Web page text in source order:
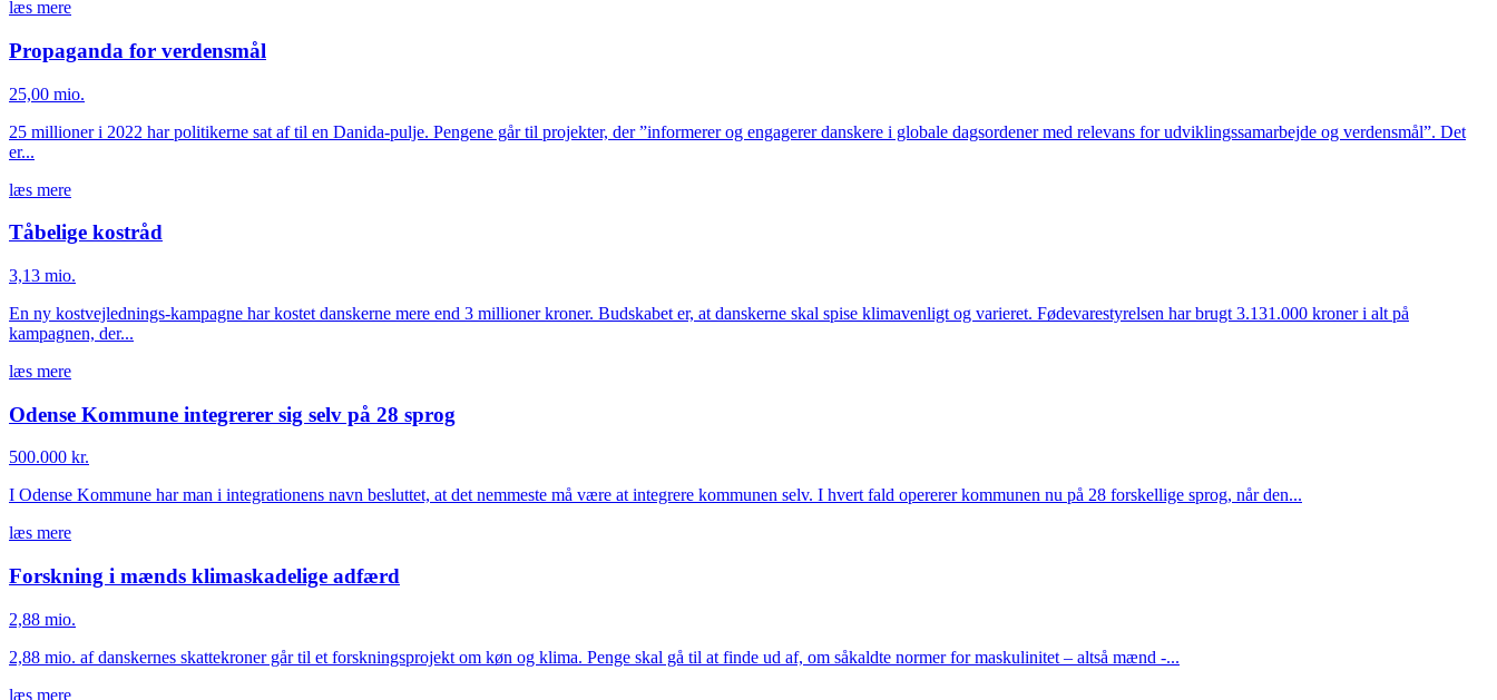
læs mere
Propaganda for verdensmål
25,00 mio.
25 millioner i 2022 har politikerne sat af til en Danida-pulje. Pengene går til projekter, der ”informerer og engagerer danskere i globale dagsordener med relevans for udviklingssamarbejde og verdensmål”. Det
er...
læs mere
Tåbelige kostråd
3,13 mio.
En ny kostvejlednings-kampagne har kostet danskerne mere end 3 millioner kroner. Budskabet er, at danskerne skal spise klimavenligt og varieret. Fødevarestyrelsen har brugt 3.131.000 kroner i alt på
kampagnen, der...
læs mere
Odense Kommune integrerer sig selv på 28 sprog
500.000 kr.
I Odense Kommune har man i integrationens navn besluttet, at det nemmeste må være at integrere kommunen selv. I hvert fald opererer kommunen nu på 28 forskellige sprog, når den...
læs mere
Forskning i mænds klimaskadelige adfærd
2,88 mio.
2,88 mio. af danskernes skattekroner går til et forskningsprojekt om køn og klima. Penge skal gå til at finde ud af, om såkaldte normer for maskulinitet – altså mænd -...
læs mere